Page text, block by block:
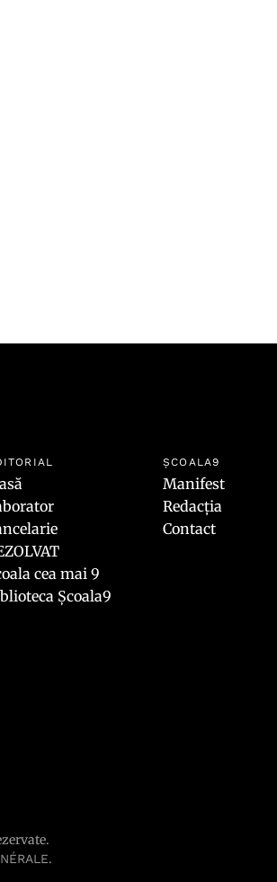
cea mai 9
Școala9
ȘCOALA9
Manifest
Redacția
Contact
.